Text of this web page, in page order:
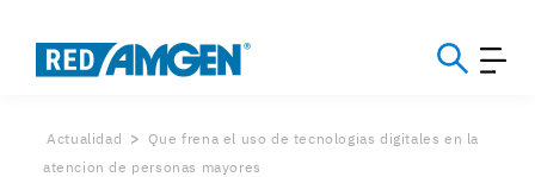
Actualidad
Que frena el uso de tecnologias digitales en la
atencion de personas mayores